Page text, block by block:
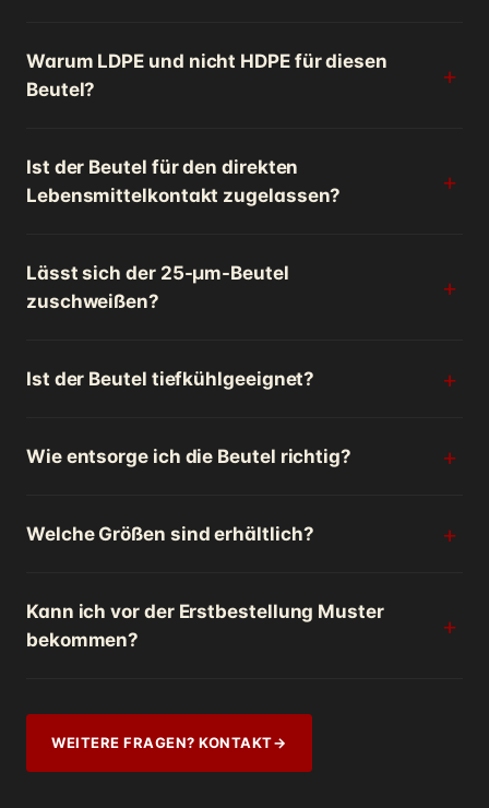
Warum LDPE und nicht HDPE für diesen
Beutel?
Ist der Beutel für den direkten
Lebensmittelkontakt zugelassen?
Lässt sich der 25-µm-Beutel
zuschweißen?
Ist der Beutel tiefkühlgeeignet?
Wie entsorge ich die Beutel richtig?
Welche Größen sind erhältlich?
Kann ich vor der Erstbestellung Muster
bekommen?
WEITERE FRAGEN? KONTAKT→